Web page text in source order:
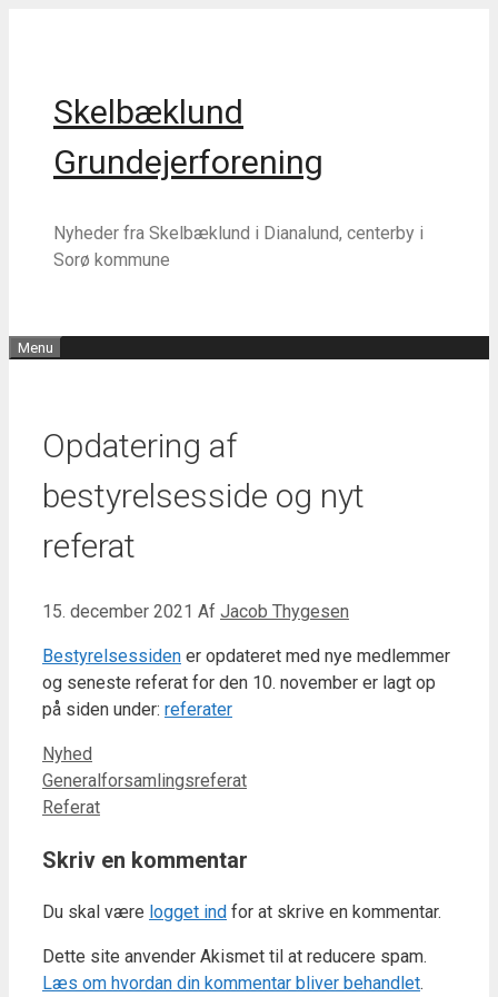
Skelbæklund
Grundejerforening
Nyheder fra Skelbæklund i Dianalund, centerby i
Sorø kommune
Menu
Opdatering af
bestyrelsesside og nyt
referat
15. december 2021 Af Jacob Thygesen
Bestyrelsessiden er opdateret med nye medlemmer
og seneste referat for den 10. november er lagt op
på siden under: referater
Kategorier
Nyhed
Generalforsamlingsreferat
Referat
Skriv en kommentar
Du skal være logget ind for at skrive en kommentar.
Dette site anvender Akismet til at reducere spam.
Læs om hvordan din kommentar bliver behandlet.